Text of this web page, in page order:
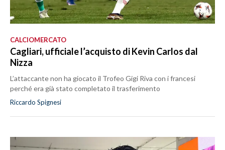
CALCIOMERCATO
Cagliari, ufficiale l’acquisto di Kevin Carlos dal
Nizza
L’attaccante non ha giocato il Trofeo Gigi Riva con i francesi
perché era già stato completato il trasferimento
Riccardo Spignesi